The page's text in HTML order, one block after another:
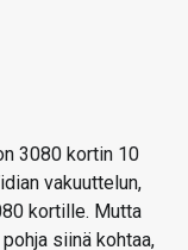
3080 kortin 10
vakuuttelun,
kortille. Mutta
siinä kohtaa,